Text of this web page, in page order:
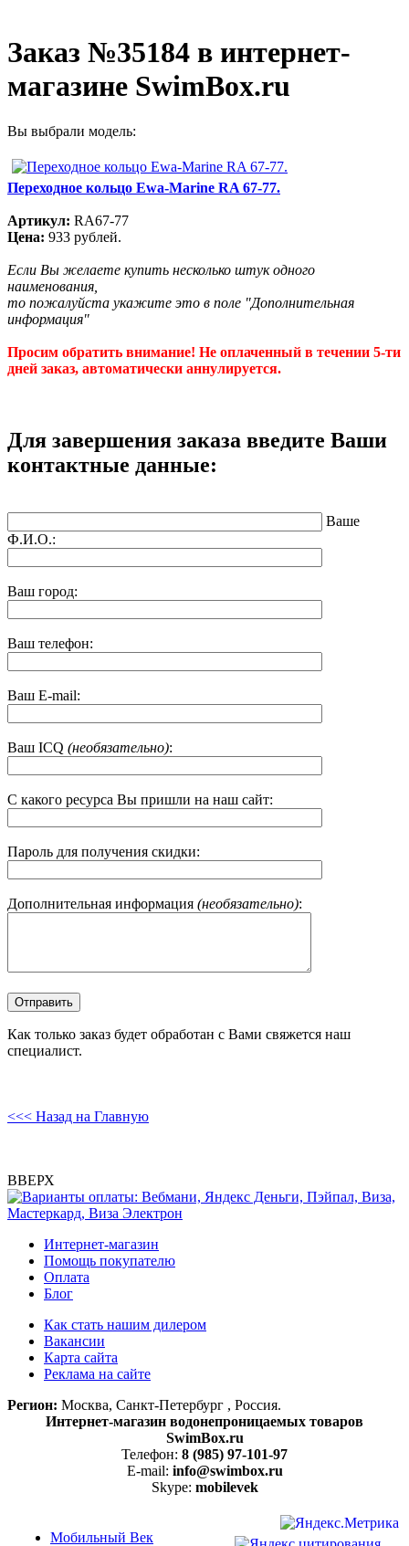
Заказ №35184 в интернет-
магазине SwimBox.ru
Вы выбрали модель:
Переходное кольцо Ewa-Marine RA 67-77.
Артикул: RA67-77
Цена: 933 рублей.
Если Вы желаете купить несколько штук одного
наименования,
то пожалуйста укажите это в поле "Дополнительная
информация"
Просим обратить внимание! Не оплаченный в течении 5-ти
дней заказ, автоматически аннулируется.
Для завершения заказа введите Ваши
контактные данные:
Ваше
Ф.И.О.:
Ваш город:
Ваш телефон:
Ваш E-mail:
Ваш ICQ (необязательно):
С какого ресурса Вы пришли на наш сайт:
Пароль для получения скидки:
Дополнительная информация (необязательно):
Как только заказ будет обработан с Вами свяжется наш
специалист.
<<< Назад на Главную
ВВЕРХ
Интернет-магазин
Помощь покупателю
Оплата
Блог
Как стать нашим дилером
Вакансии
Карта сайта
Реклама на сайте
Регион: Москва, Санкт-Петербург , Россия.
Интернет-магазин водонепроницаемых товаров
SwimBox.ru
Телефон: 8 (985) 97-101-97
E-mail: info@swimbox.ru
Skype: mobilevek
Мобильный Век